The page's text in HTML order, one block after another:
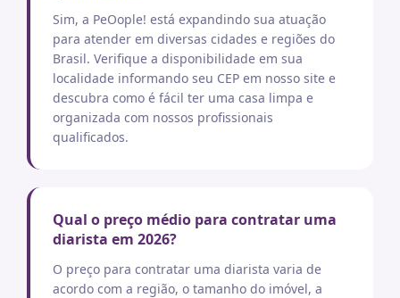
Sim, a PeOople! está expandindo sua atuação
para atender em diversas cidades e regiões do
Brasil. Verifique a disponibilidade em sua
localidade informando seu CEP em nosso site e
descubra como é fácil ter uma casa limpa e
organizada com nossos profissionais
qualificados.
Qual o preço médio para contratar uma
diarista em 2026?
O preço para contratar uma diarista varia de
acordo com a região, o tamanho do imóvel, a